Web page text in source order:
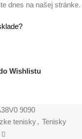
dnes na našej stránke.
Wishlistu
9090
tenisky , Tenisky